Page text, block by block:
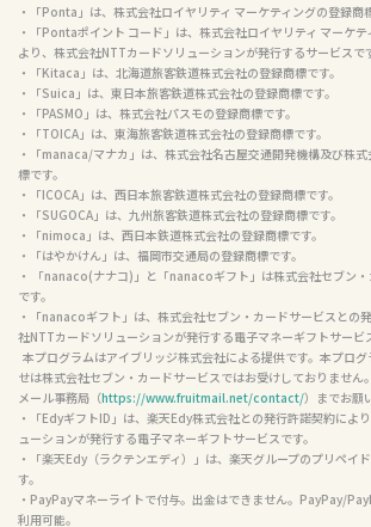
・「Ponta」は、株式会社ロイヤリティ マーケティングの登録商
・「Pontaポイント コード」は、株式会社ロイヤリティ マーケ
より、株式会社NTTカードソリューションが発行するサービスで
・「Kitaca」は、北海道旅客鉄道株式会社の登録商標です。
・「Suica」は、東日本旅客鉄道株式会社の登録商標です。
・「PASMO」は、株式会社パスモの登録商標です。
・「TOICA」は、東海旅客鉄道株式会社の登録商標です。
・「manaca/マナカ」は、株式会社名古屋交通開発機構及び株
標です。
・「ICOCA」は、西日本旅客鉄道株式会社の登録商標です。
・「SUGOCA」は、九州旅客鉄道株式会社の登録商標です。
・「nimoca」は、西日本鉄道株式会社の登録商標です。
・「はやかけん」は、福岡市交通局の登録商標です。
・ 「nanaco(ナナコ)」と「nanacoギフト」は株式会社セブン
です。
・「nanacoギフト」は、株式会社セブン・カードサービスとの
社NTTカードソリューションが発行する電子マネーギフトサービ
せは株式会社セブン・カードサービスではお受けしておりません
メール事務局（https://www.fruitmail.net/contact/）までお願
・「EdyギフトID」は、楽天Edy株式会社との発行許諾契約によ
ューションが発行する電子マネーギフトサービスです。
・「楽天Edy（ラクテンエディ）」は、楽天グループのプリペイ
す。
・PayPayマネーライトで付与。出金はできません。PayPay/
利用可能。